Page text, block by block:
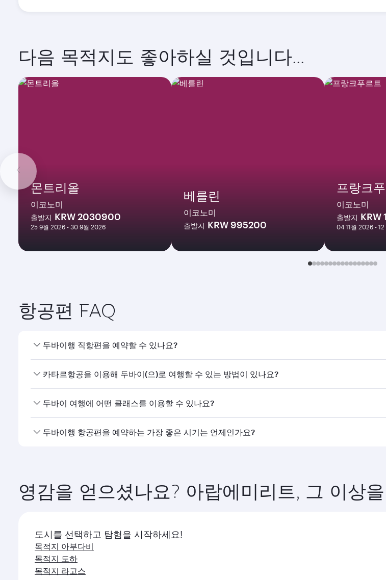
다음 목적지도 좋아하실 것입니다...
몬트리올
이코노미
출발지 KRW 2030900
25 9월 2026 - 30 9월 2026
베를린
이코노미
출발지 KRW 995200
프랑크
이코노미
출발지 KRW
04 11월 2026 - 12
항공편 FAQ
두바이행 직항편을 예약할 수 있나요?
네, 카타르항공은 두바이행 직항편을 운항하고 있습니다. 홈페이지에서 항공편을 검색하여 운항 시
카타르항공을 이용해 두바이(으)로 여행할 수 있는 방법이 있나요?
카타르항공의 두바이행 직항편을 이용할 수 있습니다. 카타르항공은 도하를 경유해 150개 이상의
두바이 여행에 어떤 클래스를 이용할 수 있나요?
좌석 등급은 노선과 운항 항공사에 따라 다릅니다. 카타르항공이 운항하는 항공편에서는 비즈니
두바이행 항공편을 예약하는 가장 좋은 시기는 언제인가요?
영감을 얻으셨나요? 아랍에미리트, 그 이상
도시를 선택하고 탐험을 시작하세요!
목적지 아부다비
목적지 도하
목적지 라고스